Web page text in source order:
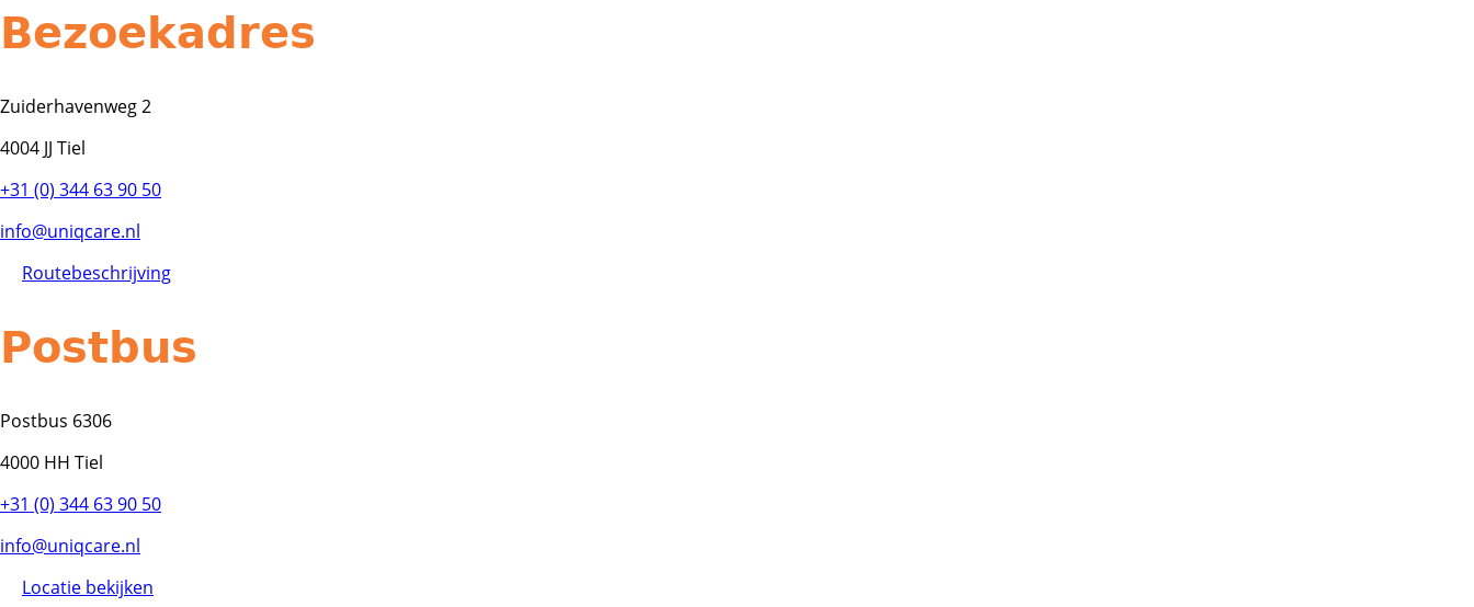
Bezoekadres
Zuiderhavenweg 2
4004 JJ Tiel
+31 (0) 344 63 90 50
info@uniqcare.nl
Routebeschrijving
Postbus
Postbus 6306
4000 HH Tiel
+31 (0) 344 63 90 50
info@uniqcare.nl
Locatie bekijken